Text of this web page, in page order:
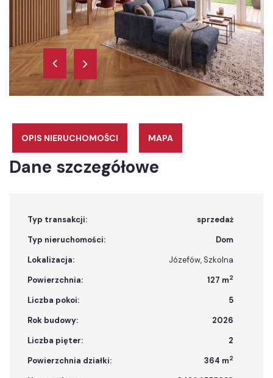
OPIS NIERUCHOMOŚCI MAPA
Dane szczegółowe
Typ transakcji:
sprzedaż
Typ nieruchomości:
Dom
Lokalizacja:
Józefów, Szkolna
Powierzchnia:
127 m2
Liczba pokoi:
5
Rok budowy:
2026
Liczba pięter:
2
Powierzchnia działki:
364 m2